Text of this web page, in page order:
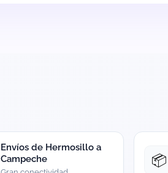
Envíos de Hermosillo a
Campeche
📦